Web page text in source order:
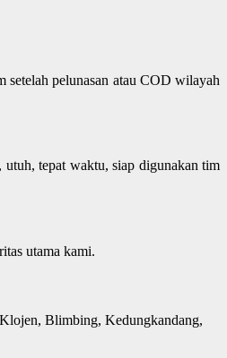
setelah pelunasan atau COD wilayah
tepat waktu, siap digunakan tim
utama kami.
Blimbing, Kedungkandang,